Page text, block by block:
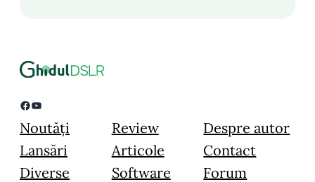
Facebook YouTube
Noutăți
Lansări
Diverse
Review
Articole
Software
Despre autor
Contact
Forum